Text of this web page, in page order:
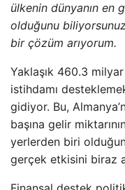
ülkenin dünyanın en
olduğunu
bir çözüm arıyorum.
Yaklaşık 460.3
istihdamı
gidiyor. Bu,
başına gelir
yerlerden biri
gerçek etkisini biraz